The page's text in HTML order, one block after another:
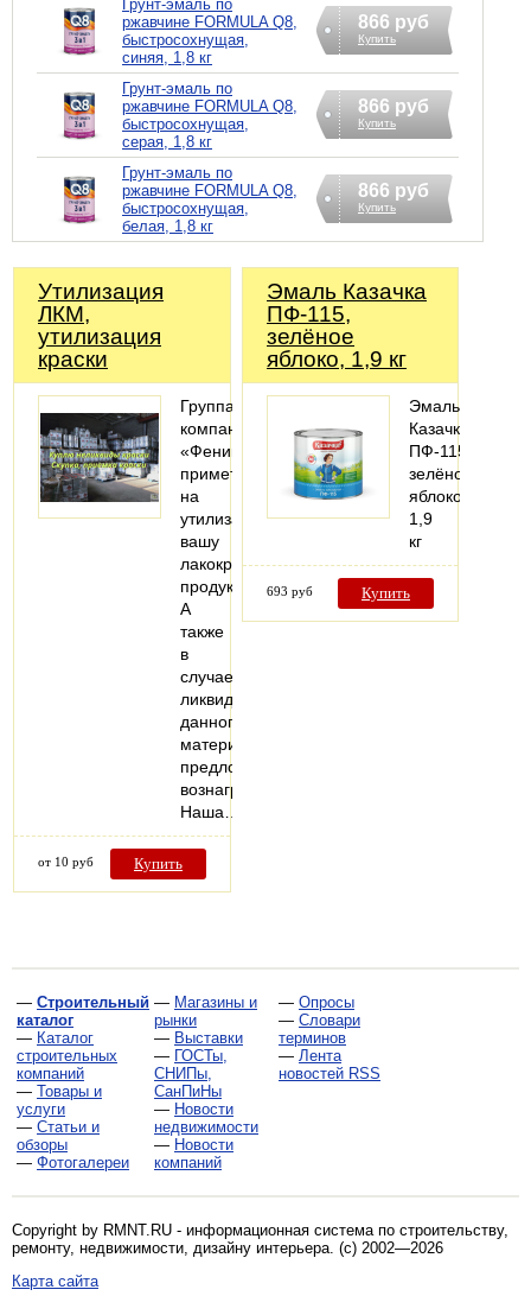
Грунт-эмаль по
ржавчине FORMULA Q8,
быстросохнущая,
синяя, 1,8 кг
866 руб
Купить
Грунт-эмаль по
ржавчине FORMULA Q8,
быстросохнущая,
серая, 1,8 кг
866 руб
Купить
Грунт-эмаль по
ржавчине FORMULA Q8,
быстросохнущая,
белая, 1,8 кг
866 руб
Купить
Утилизация
ЛКМ,
утилизация
краски
Группа
компаний
«Феникс»
примет
на
утилизацию
вашу
лакокрасочную
продукцию.
А
также
в
случае
ликвидности
данного
материала
предложит
вознаграждение.
Наша…
от 10 руб Купить
Эмаль Казачка
ПФ-115,
зелёное
яблоко, 1,9 кг
Эмаль
Казачка
ПФ-115,
зелёное
яблоко,
1,9
кг
693 руб Купить
— Строительный
каталог
— Каталог
строительных
компаний
— Товары и
услуги
— Статьи и
обзоры
— Фотогалереи
— Магазины и
рынки
— Выставки
— ГОСТы,
СНИПы,
СанПиНы
— Новости
недвижимости
— Новости
компаний
— Опросы
— Словари
терминов
— Лента
новостей RSS
Copyright by RMNT.RU - информационная система по строительству,
ремонту, недвижимости, дизайну интерьера . (c) 2002—2026
Карта сайта